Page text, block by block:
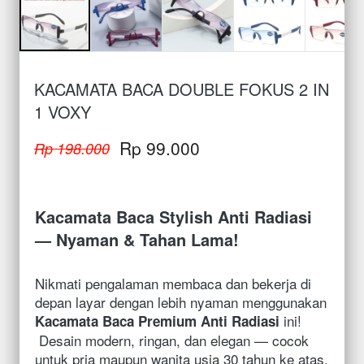
KACAMATA BACA DOUBLE FOKUS 2 IN
1 VOXY
Rp 198.000 Rp 99.000
Kacamata Baca Stylish Anti Radiasi
— Nyaman & Tahan Lama!
Nikmati pengalaman membaca dan bekerja di
Kacamata Baca Premium Anti Radiasi ini!